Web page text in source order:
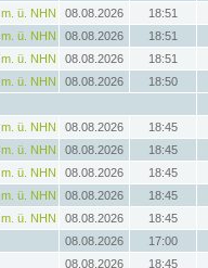
m. ü. NHN 08.08.2026 18:51
m. ü. NHN 08.08.2026 18:51
m. ü. NHN 08.08.2026 18:51
m. ü. NHN 08.08.2026 18:50
m. ü. NHN 08.08.2026 18:45
m. ü. NHN 08.08.2026 18:45
m. ü. NHN 08.08.2026 18:45
m. ü. NHN 08.08.2026 18:45
m. ü. NHN 08.08.2026 18:45
08.08.2026 17:00
08.08.2026 18:45